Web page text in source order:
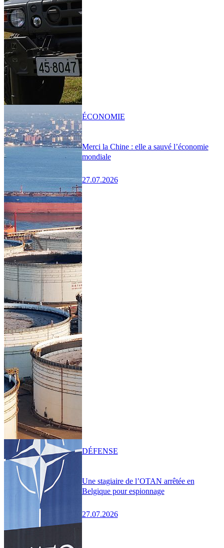
Merci la Chine : elle a sauvé l’économie
mondiale
27.07.2026
ÉCONOMIE
Une stagiaire de l’OTAN arrêtée en
Belgique pour espionnage
27.07.2026
DÉFENSE